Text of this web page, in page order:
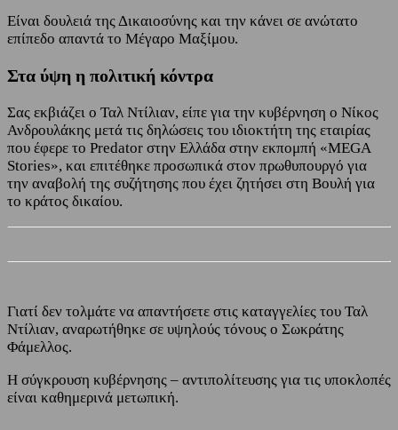
Είναι δουλειά της Δικαιοσύνης και την κάνει σε ανώτατο
επίπεδο απαντά το Μέγαρο Μαξίμου.
Στα ύψη η πολιτική κόντρα
Σας εκβιάζει ο Ταλ Ντίλιαν, είπε για την κυβέρνηση ο Νίκος
Ανδρουλάκης μετά τις δηλώσεις του ιδιοκτήτη της εταιρίας
που έφερε το Predator στην Ελλάδα στην εκπομπή «MEGA
Stories», και επιτέθηκε προσωπικά στον πρωθυπουργό για
την αναβολή της συζήτησης που έχει ζητήσει στη Βουλή για
το κράτος δικαίου.
Γιατί δεν τολμάτε να απαντήσετε στις καταγγελίες του Ταλ
Ντίλιαν, αναρωτήθηκε σε υψηλούς τόνους ο Σωκράτης
Φάμελλος.
Η σύγκρουση κυβέρνησης – αντιπολίτευσης για τις υποκλοπές
είναι καθημερινά μετωπική.